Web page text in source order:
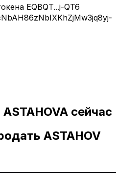
EQBQT...j-QT6
сейчас
ASTAHOV